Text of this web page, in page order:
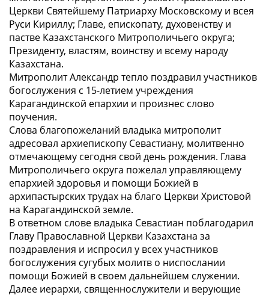
Церкви Святейшему Патриарху Московскому и всея
Руси Кириллу; Главе, епископату, духовенству и
пастве Казахстанского Митрополичьего округа;
Президенту, властям, воинству и всему народу
Казахстана.
Митрополит Александр тепло поздравил участников
богослужения с 15-летием учреждения
Карагандинской епархии и произнес слово
поучения.
Слова благопожеланий владыка митрополит
адресовал архиепископу Севастиану, молитвенно
отмечающему сегодня свой день рождения. Глава
Митрополичьего округа пожелал управляющему
епархией здоровья и помощи Божией в
архипастырских трудах на благо Церкви Христовой
на Карагандинской земле.
В ответном слове владыка Севастиан поблагодарил
Главу Православной Церкви Казахстана за
поздравления и испросил у всех участников
богослужения сугубых молитв о ниспослании
помощи Божией в своем дальнейшем служении.
Далее иерархи, священнослужители и верующие